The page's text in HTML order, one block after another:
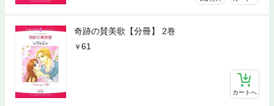
奇跡の賛美歌【分冊】 2巻
61
カートへ